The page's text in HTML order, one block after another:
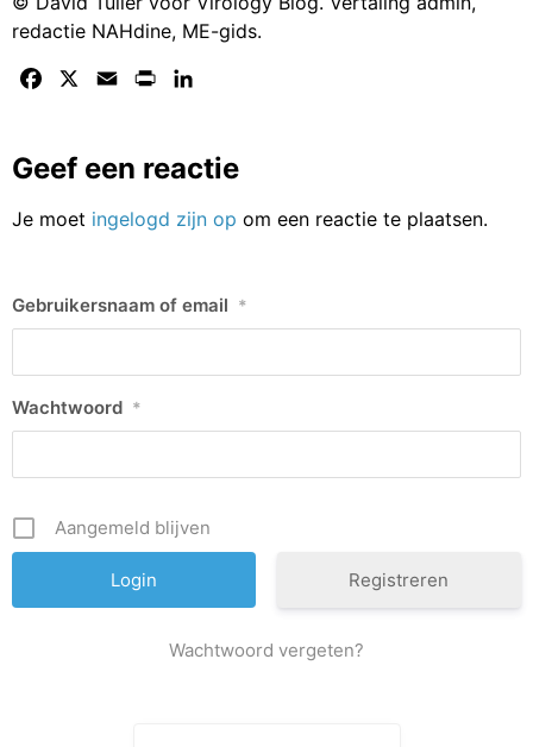
redactie NAHdine, ME-gids.
Facebook Email Print
Geef een reactie
Je moet ingelogd zijn op om een reactie te plaatsen.
Gebruikersnaam of email *
Wachtwoord *
Aangemeld blijven
Registreren
Wachtwoord vergeten?